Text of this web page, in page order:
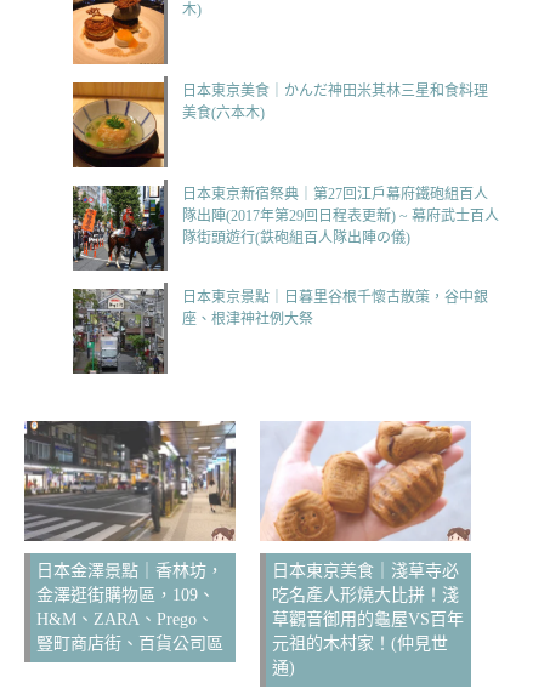
木)
日本東京美食｜かんだ神田米其林三星和食料理
美食(六本木)
日本東京新宿祭典｜第27回江戶幕府鐵砲組百人
隊出陣(2017年第29回日程表更新) ~ 幕府武士百人
隊街頭遊行(鉄砲組百人隊出陣の儀)
日本東京景點｜日暮里谷根千懷古散策，谷中銀
座、根津神社例大祭
日本金澤景點｜香林坊，
金澤逛街購物區，109、
H&M、ZARA、Prego、
豎町商店街、百貨公司區
日本東京美食｜淺草寺必
吃名產人形燒大比拼！淺
草觀音御用的龜屋VS百年
元祖的木村家！(仲見世
通)